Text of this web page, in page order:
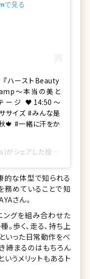
で見る
『ハーストBeauty
〜本当の美と
ージ 🖤14:50〜
サイズ #みんな是
🍁 #一緒に汗をか
ェアした投稿 –
的な体型で知られる
務めていることで知
さん。
ングを組み合わせた
。歩く、走る、持ち上
といった日常動作をべ
締まるのはもちろん
うメリットもあるト